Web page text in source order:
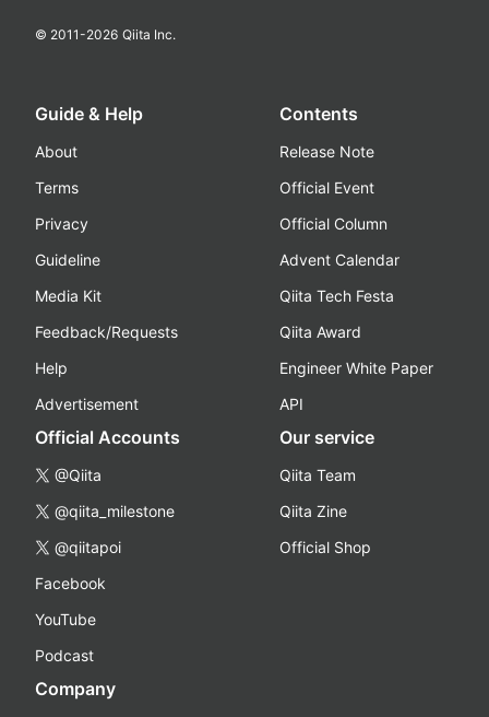
© 2011-2026 Qiita Inc.
Guide & Help
About
Terms
Privacy
Guideline
Media Kit
Feedback/Requests
Help
Advertisement
Contents
Release Note
Official Event
Official Column
Advent Calendar
Qiita Tech Festa
Qiita Award
Engineer White Paper
API
Official Accounts
@Qiita
@qiita_milestone
@qiitapoi
Facebook
YouTube
Podcast
Our service
Qiita Team
Qiita Zine
Official Shop
Company